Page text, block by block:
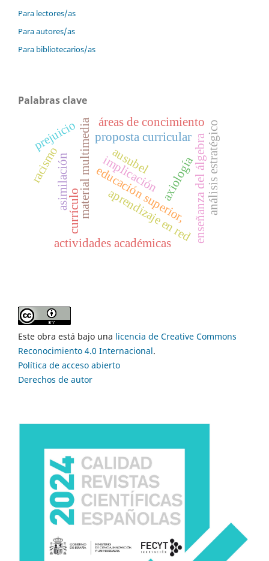
Para lectores/as
Para autores/as
Para bibliotecarios/as
Palabras clave
currículo
implicación axiología
material multimedia enseñanza del álgebraanálisis estratégico
actividades académicas
educación superior,
áreas de concimiento
aprendizaje en red
asimilación
racismo
prejuicio
ausubel
proposta curricular
Este obra está bajo una licencia de Creative Commons
Reconocimiento 4.0 Internacional.
Política de acceso abierto
Derechos de autor